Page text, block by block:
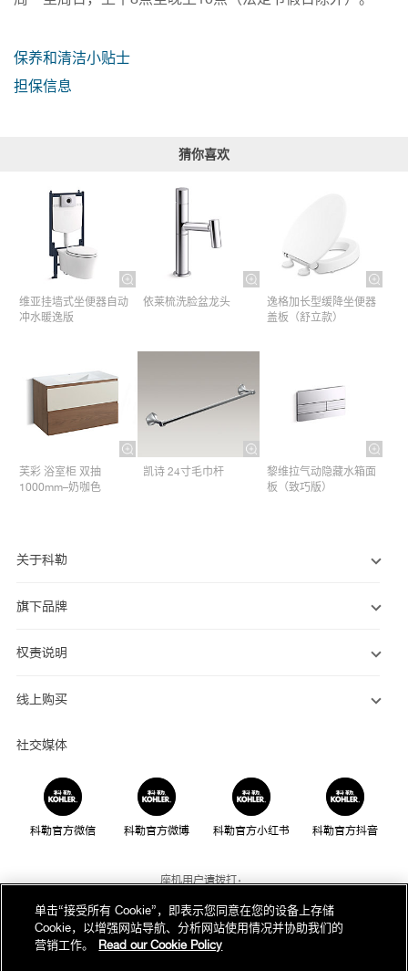
保养和清洁小贴士
担保信息
猜你喜欢
维亚挂墙式坐便器自动
冲水暖逸版
依莱梳洗脸盆龙头
逸格加长型缓降坐便器
盖板（舒立款）
芙彩 浴室柜 双抽
1000mm–奶咖色
凯诗 24寸毛巾杆​
黎维拉气动隐藏水箱面
板（致巧版）
关于科勒
旗下品牌
权责说明
线上购买
社交媒体
科勒官方微信 科勒官方微博 科勒官方小红书 科勒官方抖音
座机用户请拨打：
800-820-2628
手机用户请拨打：
400-820-2628
单击“接受所有 Cookie”，即表示您同意在您的设备上存储
Cookie，以增强网站导航、分析网站使用情况并协助我们的
营销工作。
Read our Cookie Policy